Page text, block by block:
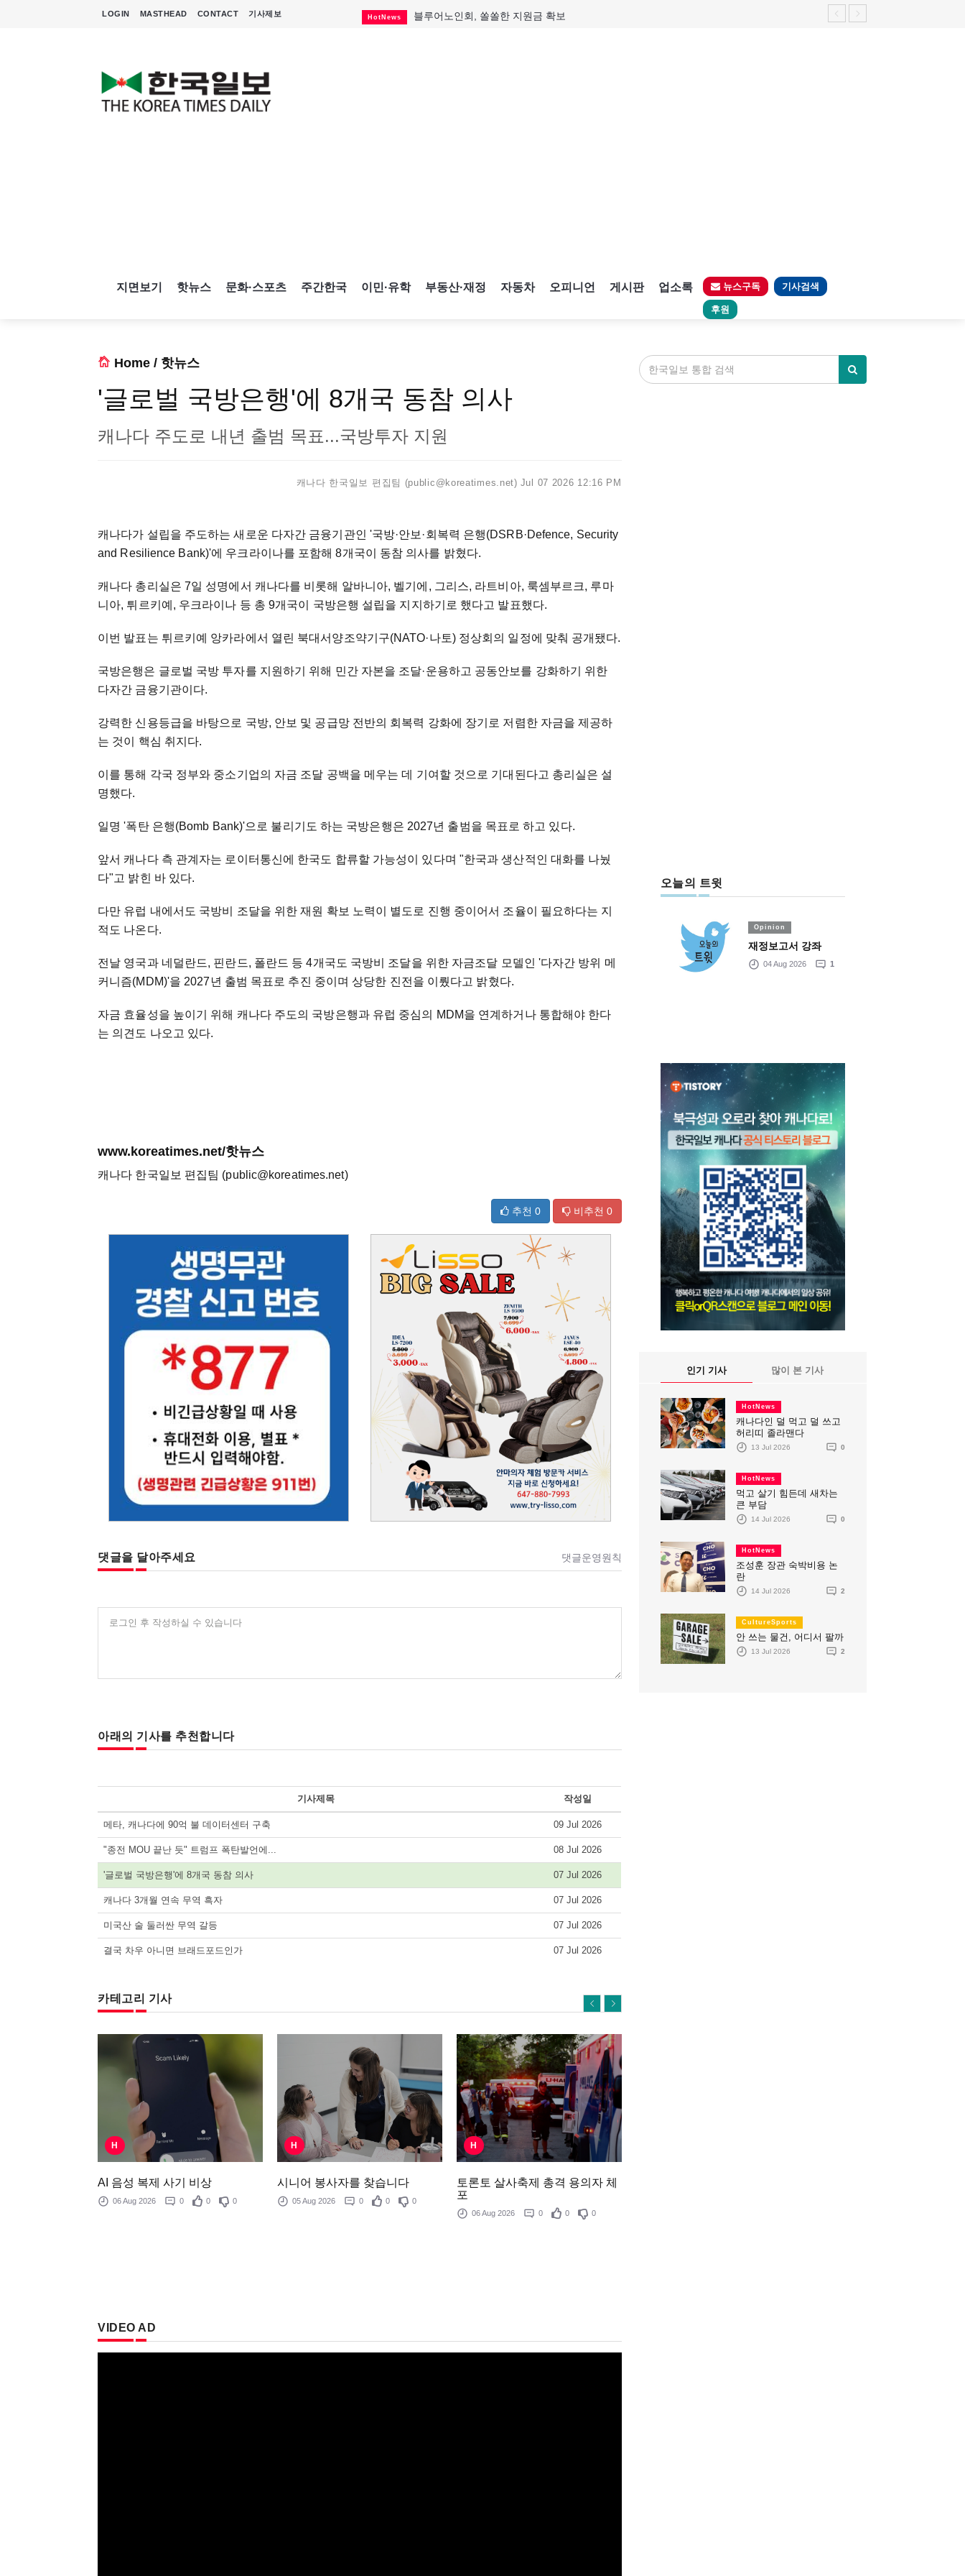
LOGIN MASTHEAD CONTACT 기사제보 HotNews 블루어노인회, 쏠쏠한 지원금 확보
지면보기 핫뉴스 문화·스포츠 주간한국 이민·유학 부동산·재정 자동차 오피니언 게시판 업소록 뉴스구독 기사검색
후원
Home / 핫뉴스
'글로벌 국방은행'에 8개국 동참 의사
캐나다 주도로 내년 출범 목표...국방투자 지원
캐나다 한국일보 편집팀 (public@koreatimes.net) Jul 07 2026 12:16 PM
캐나다가 설립을 주도하는 새로운 다자간 금융기관인 '국방·안보·회복력 은행(DSRB·Defence, Security
and Resilience Bank)'에 우크라이나를 포함해 8개국이 동참 의사를 밝혔다.
캐나다 총리실은 7일 성명에서 캐나다를 비롯해 알바니아, 벨기에, 그리스, 라트비아, 룩셈부르크, 루마
니아, 튀르키예, 우크라이나 등 총 9개국이 국방은행 설립을 지지하기로 했다고 발표했다.
이번 발표는 튀르키예 앙카라에서 열린 북대서양조약기구(NATO·나토) 정상회의 일정에 맞춰 공개됐다.
국방은행은 글로벌 국방 투자를 지원하기 위해 민간 자본을 조달·운용하고 공동안보를 강화하기 위한
다자간 금융기관이다.
강력한 신용등급을 바탕으로 국방, 안보 및 공급망 전반의 회복력 강화에 장기로 저렴한 자금을 제공하
는 것이 핵심 취지다.
이를 통해 각국 정부와 중소기업의 자금 조달 공백을 메우는 데 기여할 것으로 기대된다고 총리실은 설
명했다.
일명 '폭탄 은행(Bomb Bank)'으로 불리기도 하는 국방은행은 2027년 출범을 목표로 하고 있다.
앞서 캐나다 측 관계자는 로이터통신에 한국도 합류할 가능성이 있다며 "한국과 생산적인 대화를 나눴
다"고 밝힌 바 있다.
다만 유럽 내에서도 국방비 조달을 위한 재원 확보 노력이 별도로 진행 중이어서 조율이 필요하다는 지
적도 나온다.
전날 영국과 네덜란드, 핀란드, 폴란드 등 4개국도 국방비 조달을 위한 자금조달 모델인 '다자간 방위 메
커니즘(MDM)'을 2027년 출범 목표로 추진 중이며 상당한 진전을 이뤘다고 밝혔다.
자금 효율성을 높이기 위해 캐나다 주도의 국방은행과 유럽 중심의 MDM을 연계하거나 통합해야 한다
는 의견도 나오고 있다.
www.koreatimes.net/핫뉴스
캐나다 한국일보 편집팀 (public@koreatimes.net)
추천 0 비추천 0
댓글을 달아주세요 댓글운영원칙
로그인 후 작성하실 수 있습니다
아래의 기사를 추천합니다
기사제목 작성일
메타, 캐나다에 90억 불 데이터센터 구축 09 Jul 2026
"종전 MOU 끝난 듯" 트럼프 폭탄발언에... 08 Jul 2026
'글로벌 국방은행'에 8개국 동참 의사 07 Jul 2026
캐나다 3개월 연속 무역 흑자 07 Jul 2026
미국산 술 둘러싼 무역 갈등 07 Jul 2026
결국 차우 아니면 브래드포드인가 07 Jul 2026
카테고리 기사
H
AI 음성 복제 사기 비상
06 Aug 2026 0 0 0
H
시니어 봉사자를 찾습니다
05 Aug 2026 0 0 0
H
토론토 살사축제 총격 용의자 체
포
06 Aug 2026 0 0 0
VIDEO AD
오늘의 트윗
Opinion
재정보고서 강좌
04 Aug 2026 1
인기 기사 많이 본 기사
HotNews
캐나다인 덜 먹고 덜 쓰고
허리띠 졸라맨다
13 Jul 2026 0
HotNews
먹고 살기 힘든데 새차는
큰 부담
14 Jul 2026 0
HotNews
조성훈 장관 숙박비용 논
란
14 Jul 2026 2
CultureSports
안 쓰는 물건, 어디서 팔까
13 Jul 2026 2